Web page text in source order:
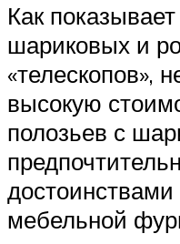
Как
шариковых и
«телескопов»,
высокую
полозьев с
достоинствами
мебельной